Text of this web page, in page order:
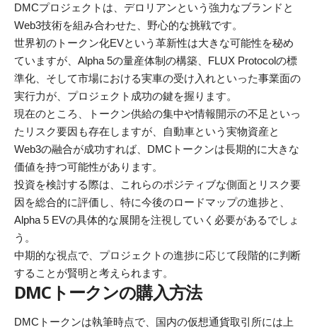
DMCプロジェクトは、デロリアンという強力なブランドと
Web3技術を組み合わせた、野心的な挑戦です。
世界初のトークン化EVという革新性は大きな可能性を秘め
ていますが、Alpha 5の量産体制の構築、FLUX Protocolの標
準化、そして市場における実車の受け入れといった事業面の
実行力が、プロジェクト成功の鍵を握ります。
現在のところ、トークン供給の集中や情報開示の不足といっ
たリスク要因も存在しますが、自動車という実物資産と
Web3の融合が成功すれば、DMCトークンは長期的に大きな
価値を持つ可能性があります。
投資を検討する際は、これらのポジティブな側面とリスク要
因を総合的に評価し、特に今後のロードマップの進捗と、
Alpha 5 EVの具体的な展開を注視していく必要があるでしょ
う。
中期的な視点で、プロジェクトの進捗に応じて段階的に判断
することが賢明と考えられます。
DMCトークンの購入方法
DMCトークンは執筆時点で、国内の仮想通貨取引所には上